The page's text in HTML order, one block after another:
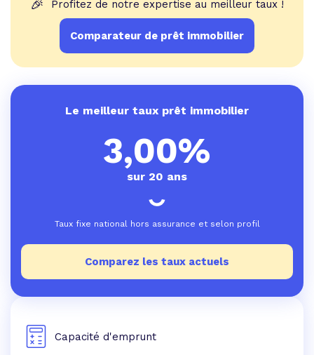
🎉 Profitez de notre expertise au meilleur taux !
Comparateur de prêt immobilier
Le meilleur taux prêt immobilier
3,00%
sur 20 ans
Taux fixe national hors assurance et selon profil
Comparez les taux actuels
Capacité d'emprunt